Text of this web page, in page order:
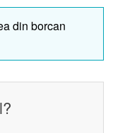
din borcan